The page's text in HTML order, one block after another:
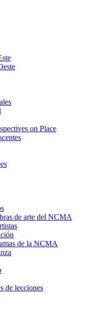
on Place
de arte del NCMA
de la NCMA
de lecciones